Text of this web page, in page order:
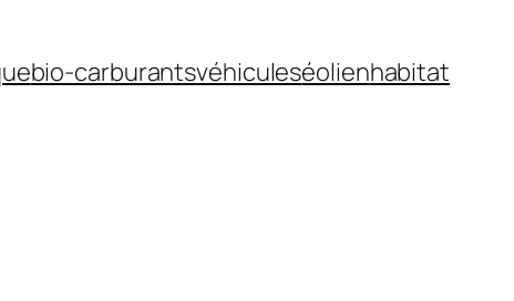
bio-carburantsvéhiculeséolienhabitat